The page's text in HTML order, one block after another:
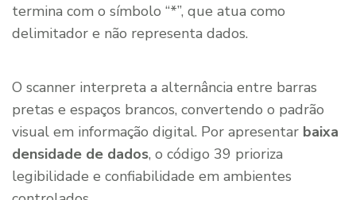
termina com o símbolo “*”, que atua como
delimitador e não representa dados.
O scanner interpreta a alternância entre barras
pretas e espaços brancos, convertendo o padrão
visual em informação digital. Por apresentar baixa
densidade de dados, o código 39 prioriza
legibilidade e confiabilidade em ambientes